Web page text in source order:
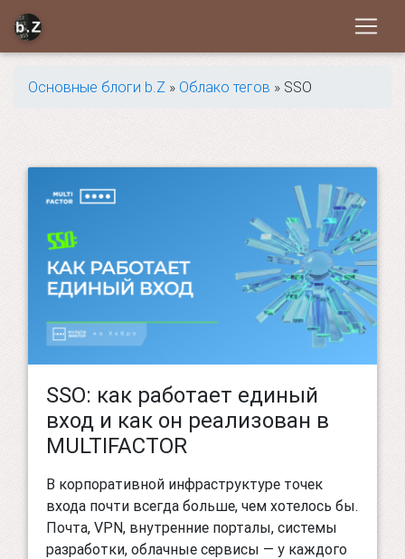
Основные блоги b.Z » Облако тегов » SSO
SSO: как работает единый
вход и как он реализован в
MULTIFACTOR
В корпоративной инфраструктуре точек
входа почти всегда больше, чем хотелось бы.
Почта, VPN, внутренние порталы, системы
разработки, облачные сервисы — у каждого